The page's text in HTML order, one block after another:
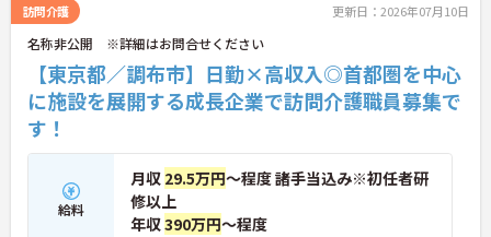
訪問介護 更新日：2026年07月10日
名称非公開 ※詳細はお問合せください
【東京都／調布市】日勤×高収入◎首都圏を中心
に施設を展開する成長企業で訪問介護職員募集で
す！
給料
月収 29.5万円～程度 諸手当込み※初任者研
修以上
年収390万円～程度